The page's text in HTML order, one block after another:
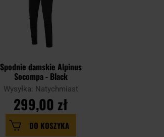
Spodnie damskie Alpinus
Socompa - Black
Wysyłka: Natychmiast
299,00 zł
DO KOSZYKA